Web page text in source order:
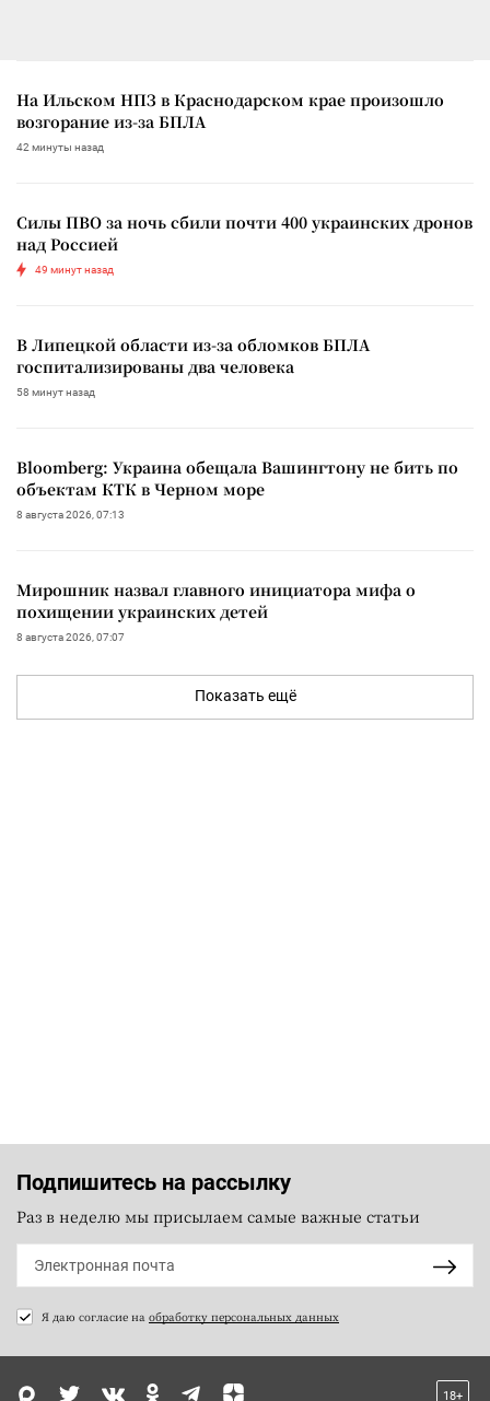
На Ильском НПЗ в Краснодарском крае произошло
возгорание из-за БПЛА
42 минуты назад
Силы ПВО за ночь сбили почти 400 украинских дронов
над Россией
49 минут назад
В Липецкой области из-за обломков БПЛА
госпитализированы два человека
58 минут назад
Bloomberg: Украина обещала Вашингтону не бить по
объектам КТК в Черном море
8 августа 2026, 07:13
Мирошник назвал главного инициатора мифа о
похищении украинских детей
8 августа 2026, 07:07
Показать ещё
Подпишитесь на рассылку
Раз в неделю мы присылаем самые важные статьи
Я даю согласие на обработку персональных данных
18+